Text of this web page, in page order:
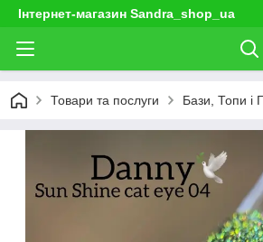
Інтернет-магазин Sandra_shop_ua
Товари та послуги Бази, Топи і